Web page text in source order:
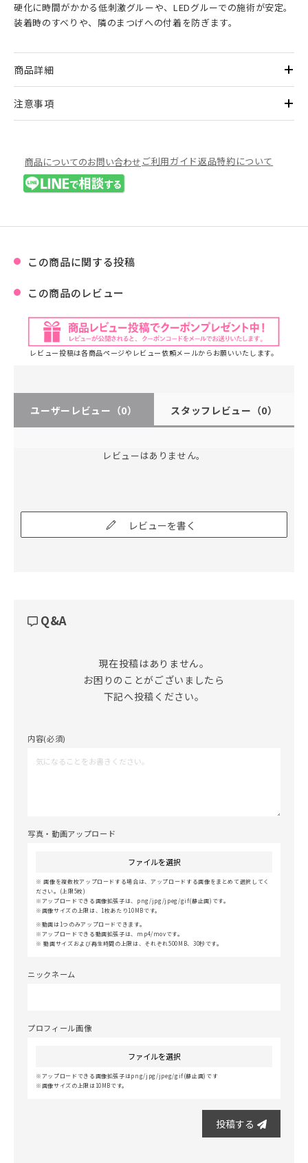
硬化に時間がかかる低刺激グルーや、LEDグルーでの施術が安定。
装着時のすべりや、隣のまつげへの付着を防ぎます。
商品詳細
注意事項
商品についてのお問い合わせ ご利用ガイド返品特約について
この商品に関する投稿
この商品のレビュー
レビュー投稿は各商品ページやレビュー依頼メールからお願いいたします。
ユーザーレビュー （0） スタッフレビュー （0）
レビューはありません。
レビューを書く
Q&A
現在投稿はありません。
お困りのことがございましたら
下記へ投稿ください。
内容(必須)
写真・動画アップロード
ファイルを選択
画像を複数枚アップロードする場合は、アップロードする画像をまとめて選択してく
ださい。(上限5枚)
アップロードできる画像拡張子は、png/jpg/jpeg/gif(静止画)です。
画像サイズの上限は、1枚あたり10MBです。
動画は1つのみアップロードできます。
アップロードできる動画拡張子は、mp4/movです。
動画サイズおよび再生時間の上限は、それぞれ500MB、30秒です。
ニックネーム
プロフィール画像
ファイルを選択
アップロードできる画像拡張子はpng/jpg/jpeg/gif(静止画)です
画像サイズの上限は10MBです。
投稿する